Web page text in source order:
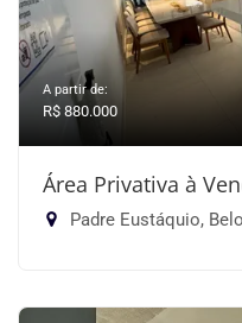
A partir de:
R$ 880.000
Área Privativa à
Padre Eustáquio,